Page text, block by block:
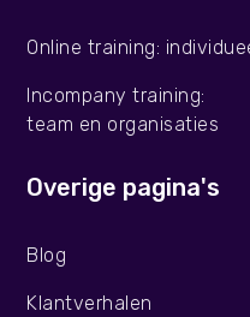
Online training:
Incompany training:
team en organisaties
Overige pagina's
Blog
Klantverhalen